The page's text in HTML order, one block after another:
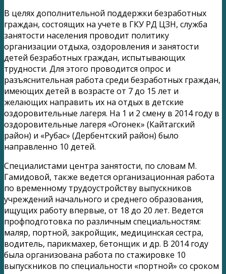
В целях дополнительной поддержки безработных
граждан, состоящих на учете в ГКУ РД ЦЗН, служба
занятости населения проводит политику
организации отдыха, оздоровления и занятости
детей безработных граждан, испытывающих
трудности. Для этого проводится опрос и
разъяснительная работа среди безработных граждан,
имеющих детей в возрасте от 7 до 15 лет и
желающих направить их на отдых в детские
оздоровительные лагеря. На 1 и 2 смену в 2014 году в
оздоровительные лагеря «Огонек» (Кайтагский
район) и «Рубас» (Дербентский район) было
направленно 10 детей.
Специалистами центра занятости, по словам М.
Гамидовой, также ведется организационная работа
по временному трудоустройству выпускников
учреждений начального и среднего образования,
ищущих работу впервые, от 18 до 20 лет. Ведется
профподготовка по различным специальностям:
маляр, портной, закройщик, медицинская сестра,
водитель, парикмахер, бетонщик и др. В 2014 году
была организована работа по стажировке 10
выпускников по специальности «портной» со сроком